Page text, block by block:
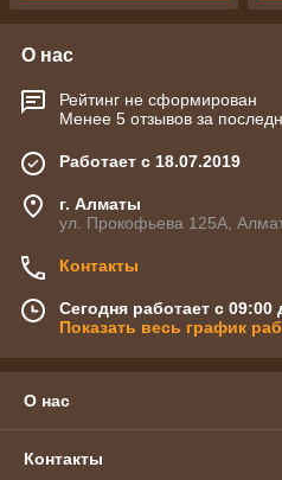
О нас
Рейтинг не сформирован
Менее 5 отзывов за
Работает с 18.07.2019
г. Алматы
ул. Прокофьева 125А,
Контакты
Сегодня работает с 09:00
Показать весь график
О нас
Контакты